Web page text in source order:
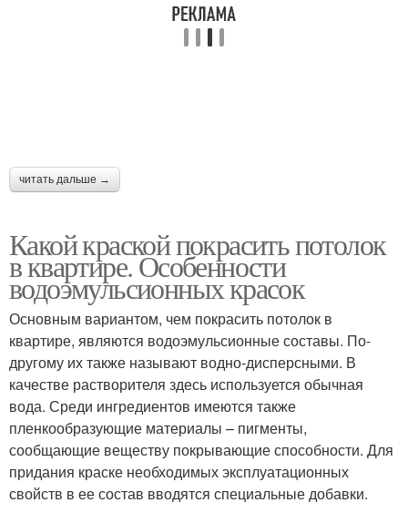
читать дальше →
Какой краской покрасить потолок
в квартире. Особенности
водоэмульсионных красок
Основным вариантом, чем покрасить потолок в
квартире, являются водоэмульсионные составы. По-
другому их также называют водно-дисперсными. В
качестве растворителя здесь используется обычная
вода. Среди ингредиентов имеются также
пленкообразующие материалы – пигменты,
сообщающие веществу покрывающие способности. Для
придания краске необходимых эксплуатационных
свойств в ее состав вводятся специальные добавки.